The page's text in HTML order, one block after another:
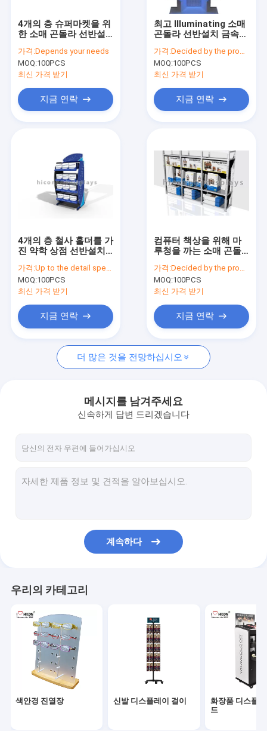
Products
About Us
Factory Tour
Request A Quote
신발 디스플레이 걸이
옷가게 정착물
도와 진열대
부속품 진열대
금속 디스플레이 선반
나무 디스플레이 선반
아크릴 진열장
마루 진열대
4개의 층 슈퍼마켓을 위
한 소매 곤돌라 선반설
기
가격:Depends your needs
MOQ:100PCS
최신 가격 받기
지금 연락
최고 Illuminating 소매
곤돌라 선반설치 금속
열대
가격:Decided by the product specifications
MOQ:100PCS
최신 가격 받기
지금 연락
4개의 층 철사 홀더를 가
진 약학 상점 선반설치
설치
가격:Up to the detail specification
MOQ:100PCS
최신 가격 받기
지금 연락
컴퓨터 책상을 위해 마
루청을 까는 소매 곤돌
가격:Decided by the product specifications
MOQ:100PCS
최신 가격 받기
지금 연락
더 많은 것을 전망하십시오
메시지를 남겨주세요
신속하게 답변 드리겠습니다
계속하다
우리의 카테고리
색안경 진열장 신발 디스플레이 걸이
화장품 디스플
드